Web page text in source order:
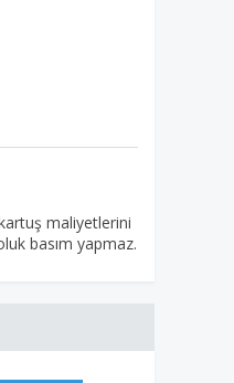
maliyetlerini
basım yapmaz.